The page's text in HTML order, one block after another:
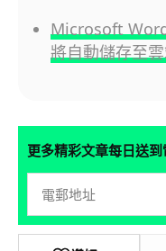
Microsoft
將自動儲存至
更多精彩文章每日送